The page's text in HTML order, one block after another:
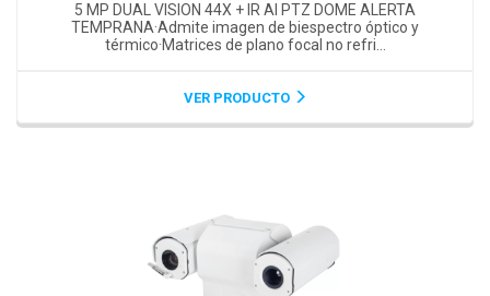
5 MP DUAL VISION 44X + IR AI PTZ DOME ALERTA
TEMPRANA·Admite imagen de biespectro óptico y
térmico·Matrices de plano focal no refri...
VER PRODUCTO